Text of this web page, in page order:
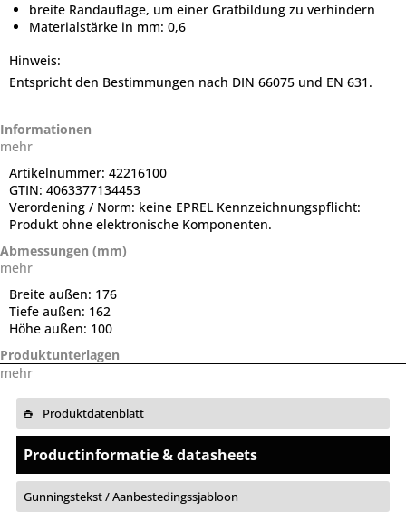
breite Randauflage, um einer Gratbildung zu verhindern
Materialstärke in mm: 0,6
Hinweis:
Entspricht den Bestimmungen nach DIN 66075 und EN 631.
Informationen
mehr
Artikelnummer: 42216100
GTIN: 4063377134453
Verordening / Norm: keine EPREL Kennzeichnungspflicht:
Produkt ohne elektronische Komponenten.
Abmessungen (mm)
mehr
Breite außen: 176
Tiefe außen: 162
Höhe außen: 100
Produktunterlagen
mehr
Produktdatenblatt
Productinformatie & datasheets
Gunningstekst / Aanbestedingssjabloon